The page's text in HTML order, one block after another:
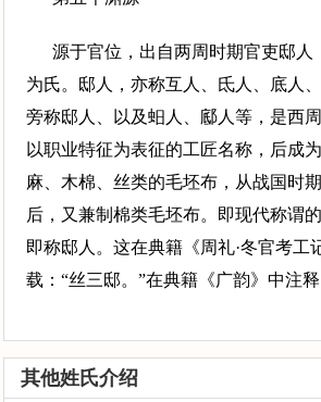
源于官位，出自两周时期官吏邸人
为氏。邸人，亦称互人、氐人、底人
旁称邸人、以及蚎人、䣌人等，是西
以职业特征为表征的工匠名称，后成
麻、木棉、丝类的毛坯布，从战国时
后，又兼制棉类毛坯布。即现代称谓
即称邸人。这在典籍《周礼·冬官考工
载：“丝三邸。”在典籍《广韵》中注
其他姓氏介绍